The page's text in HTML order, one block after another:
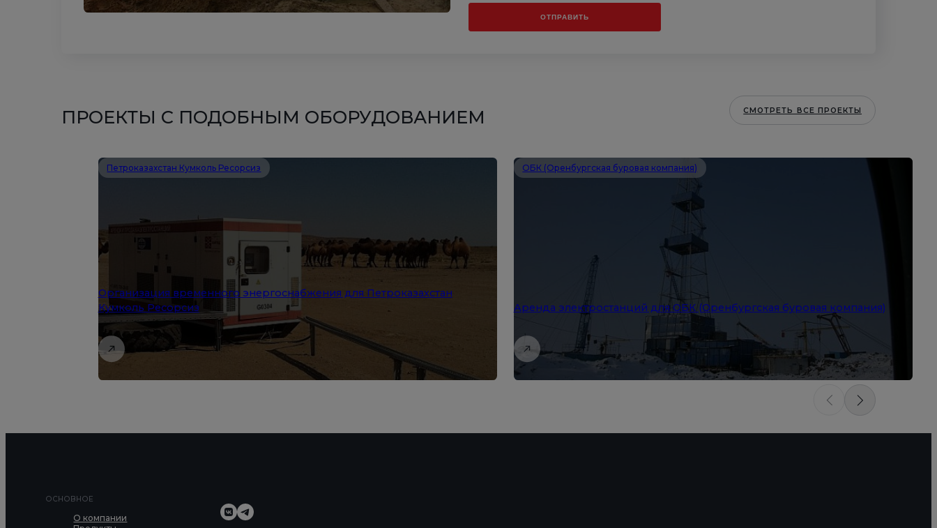
ОТПРАВИТЬ
ПРОЕКТЫ С ПОДОБНЫМ ОБОРУДОВАНИЕМ СМОТРЕТЬ ВСЕ ПРОЕКТЫ
Петроказахстан Кумколь Ресорсиз
Организация временного энергоснабжения для Петроказахстан
Кумколь Ресорсиз
ОБК (Оренбургская буровая компания)
Аренда электростанций для ОБК (Оренбургская буровая компания)
ОСНОВНОЕ
О компании